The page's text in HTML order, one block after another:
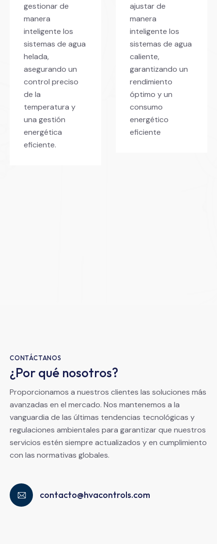
gestionar de
manera
inteligente los
sistemas de agua
helada,
asegurando un
control preciso
de la
temperatura y
una gestión
energética
eficiente.
ajustar de
manera
inteligente los
sistemas de agua
caliente,
garantizando un
rendimiento
óptimo y un
consumo
energético
eficiente
CONTÁCTANOS
¿Por qué nosotros?
Proporcionamos a nuestros clientes las soluciones más
avanzadas en el mercado. Nos mantenemos a la
vanguardia de las últimas tendencias tecnológicas y
regulaciones ambientales para garantizar que nuestros
servicios estén siempre actualizados y en cumplimiento
con las normativas globales.
contacto@hvacontrols.com